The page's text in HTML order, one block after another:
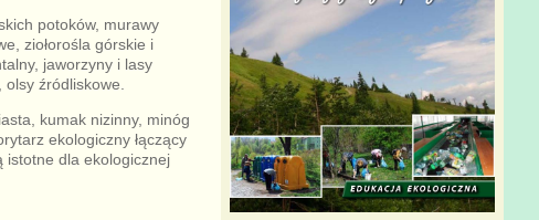
potoków, murawy
ziołorośla górskie i
jaworzyny i lasy
źródliskowe.
kumak nizinny, minóg
ekologiczny łączący
istotne dla ekologicznej